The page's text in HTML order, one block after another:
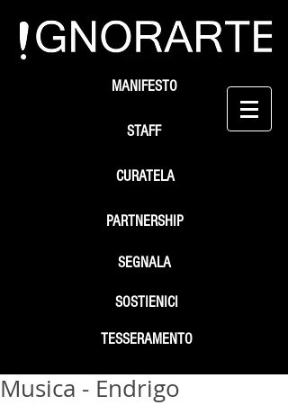
STAFF
SEGNALA
SOSTIENICI
MANIFESTO
PARTNERSHIP
TESSERAMENTO
CURATELA
Musica - Endrigo